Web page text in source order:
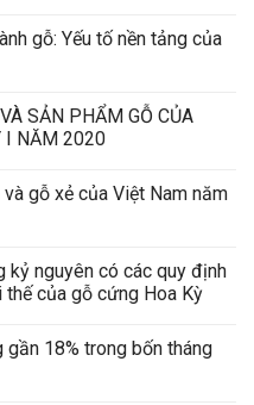
gỗ: Yếu tố nền tảng của
SẢN PHẨM GỖ CỦA
I NĂM 2020
gỗ xẻ của Việt Nam năm
kỷ nguyên có các quy định
của gỗ cứng Hoa Kỳ
18% trong bốn tháng